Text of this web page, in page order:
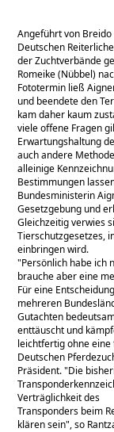
Angeführt von
Deutschen
der Zuchtverbände
Romeike (Nübbel)
Fototermin ließ
und beendete den
kam daher kaum
viele offene Fragen
Erwartungshaltung
auch andere
alleinige
Bestimmungen
Bundesministerin
Gesetzgebung und
Gleichzeitig verwies
Tierschutzgesetzes,
einbringen wird.
Persönlich habe ich
brauche aber eine
Für eine
mehreren
Gutachten
enttäuscht und
leichtfertig ohne
Deutschen
Präsident. Die
Verträglichkeit des
Transponders beim
klären sein , so